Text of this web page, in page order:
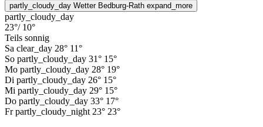
partly_cloudy_day Wetter Bedburg-Rath expand_more
partly_cloudy_day
23°/ 10°
Teils sonnig
Sa clear_day 28° 11°
So partly_cloudy_day 31° 15°
Mo partly_cloudy_day 28° 19°
Di partly_cloudy_day 26° 15°
Mi partly_cloudy_day 29° 15°
Do partly_cloudy_day 33° 17°
Fr partly_cloudy_night 23° 23°